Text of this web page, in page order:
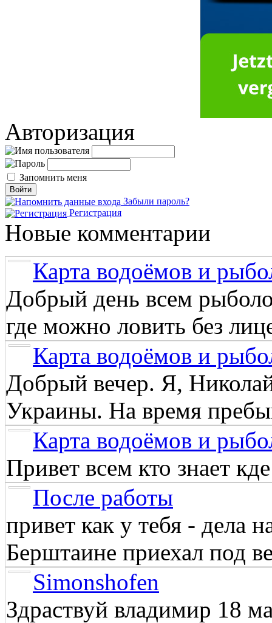
Авторизация
Запомнить меня
Забыли пароль?
Регистрация
Новые комментарии
Карта водоёмов и
Добрый день всем
где можно ловить без
Карта водоёмов и
Добрый вечер. Я,
Украины. На время
Карта водоёмов и
Привет всем кто знает
После работы
привет как у тебя - дела
Берштаине приехал под
Simonshofen
Здраствуй владимир 18